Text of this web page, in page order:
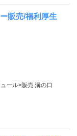
販売/福利厚生
ール>販売 溝の口